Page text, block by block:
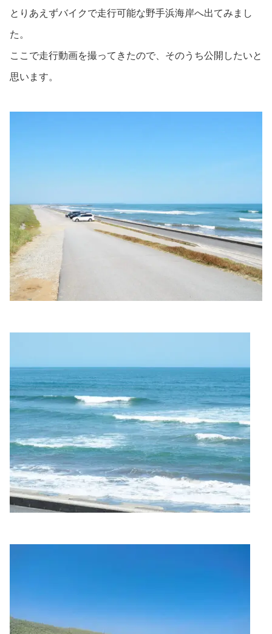
とりあえずバイクで走行可能な野手浜海岸へ出てみまし
た。
ここで走行動画を撮ってきたので、そのうち公開したいと
思います。